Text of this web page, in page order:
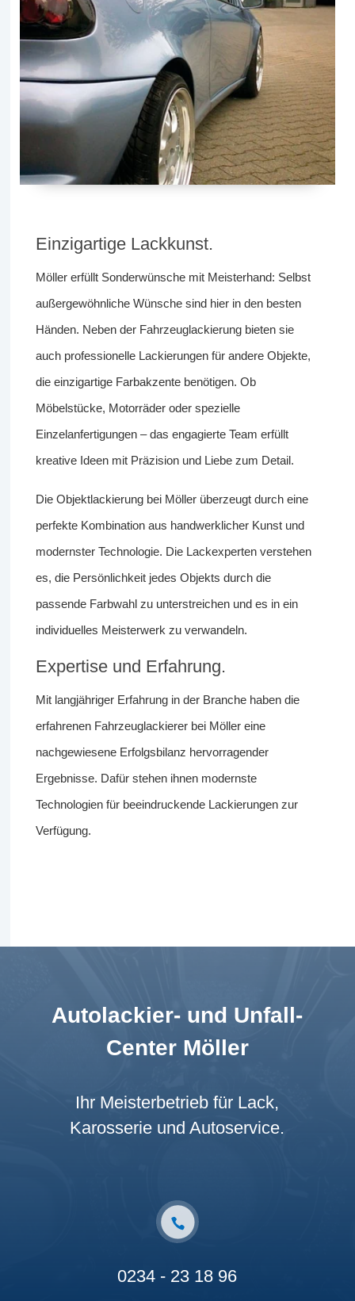
Einzigartige Lackkunst.
Möller erfüllt Sonderwünsche mit Meisterhand: Selbst
außergewöhnliche Wünsche sind hier in den besten
Händen. Neben der Fahrzeuglackierung bieten sie
auch professionelle Lackierungen für andere Objekte,
die einzigartige Farbakzente benötigen. Ob
Möbelstücke, Motorräder oder spezielle
Einzelanfertigungen – das engagierte Team erfüllt
kreative Ideen mit Präzision und Liebe zum Detail.
Die Objektlackierung bei Möller überzeugt durch eine
perfekte Kombination aus handwerklicher Kunst und
modernster Technologie. Die Lackexperten verstehen
es, die Persönlichkeit jedes Objekts durch die
passende Farbwahl zu unterstreichen und es in ein
individuelles Meisterwerk zu verwandeln.
Expertise und Erfahrung.
Mit langjähriger Erfahrung in der Branche haben die
erfahrenen Fahrzeuglackierer bei Möller eine
nachgewiesene Erfolgsbilanz hervorragender
Ergebnisse. Dafür stehen ihnen modernste
Technologien für beeindruckende Lackierungen zur
Verfügung.
Autolackier- und Unfall-
Center Möller
Ihr Meisterbetrieb für Lack,
Karosserie und Autoservice.
0234 - 23 18 96